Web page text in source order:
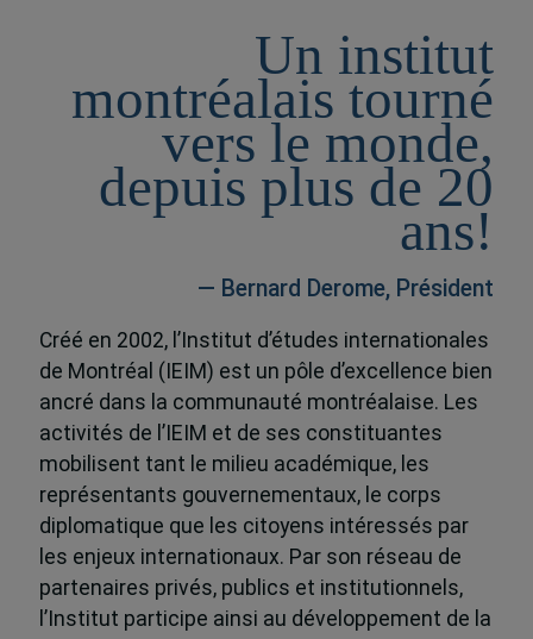
Un institut
montréalais tourné
vers le monde,
depuis plus de 20
ans!
— Bernard Derome, Président
Créé en 2002, l’Institut d’études internationales
de Montréal (IEIM) est un pôle d’excellence bien
ancré dans la communauté montréalaise. Les
activités de l’IEIM et de ses constituantes
mobilisent tant le milieu académique, les
représentants gouvernementaux, le corps
diplomatique que les citoyens intéressés par
les enjeux internationaux. Par son réseau de
partenaires privés, publics et institutionnels,
l’Institut participe ainsi au développement de la